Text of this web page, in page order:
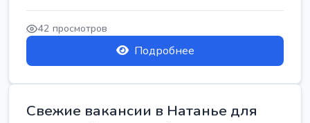
женщин от хозя...
42 просмотров
Подробнее
Свежие вакансии в Натанье для